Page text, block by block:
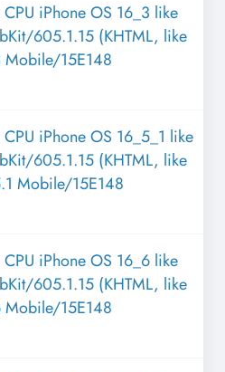
iPhone OS 16_3 like
605.1.15 (KHTML, like
15E148
iPhone OS 16_5_1 like
605.1.15 (KHTML, like
Mobile/15E148
iPhone OS 16_6 like
605.1.15 (KHTML, like
15E148